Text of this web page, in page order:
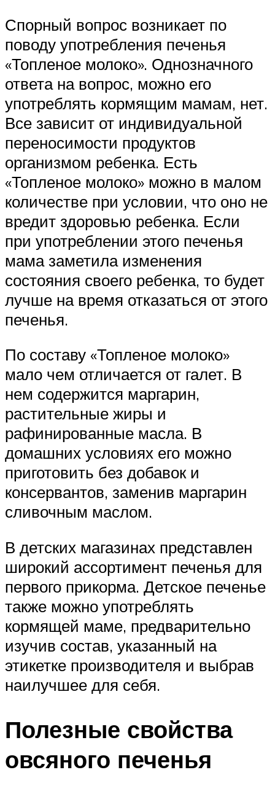
Спорный вопрос возникает по
поводу употребления печенья
«Топленое молоко». Однозначного
ответа на вопрос, можно его
употреблять кормящим мамам, нет.
Все зависит от индивидуальной
переносимости продуктов
организмом ребенка. Есть
«Топленое молоко» можно в малом
количестве при условии, что оно не
вредит здоровью ребенка. Если
при употреблении этого печенья
мама заметила изменения
состояния своего ребенка, то будет
лучше на время отказаться от этого
печенья.
По составу «Топленое молоко»
мало чем отличается от галет. В
нем содержится маргарин,
растительные жиры и
рафинированные масла. В
домашних условиях его можно
приготовить без добавок и
консервантов, заменив маргарин
сливочным маслом.
В детских магазинах представлен
широкий ассортимент печенья для
первого прикорма. Детское печенье
также можно употреблять
кормящей маме, предварительно
изучив состав, указанный на
этикетке производителя и выбрав
наилучшее для себя.
Полезные свойства
овсяного печенья